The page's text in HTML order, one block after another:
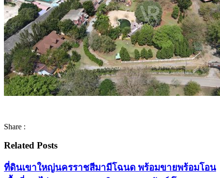
Share :
Related Posts
ที่ดินเขาใหญ่นครราชสีมามีโฉนด พร้อมขายพร้อมโอน